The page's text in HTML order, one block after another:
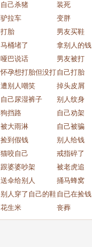
自己杀猪
装死
驴拉车
变胖
打胎
男友买鞋
马桶堵了
拿别人的钱
哑巴说话
男友被打
怀孕想打胎但没打
成
自己打胎
遭别人嘲笑
掉头皮屑
自己尿湿裤子
别人纹身
狗挡路
自己劝架
被大雨淋
自己被骗
捡到假钱
别人给钱
猫咬自己
戒指碎了
跟婆婆吵架
被老虎追
送伞给别人
捅马蜂窝
别人穿了自己的鞋
子
自已在捡钱
花生米
丧葬